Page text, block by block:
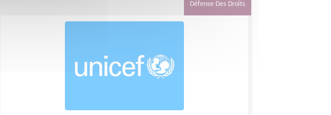
Défense Des Droits